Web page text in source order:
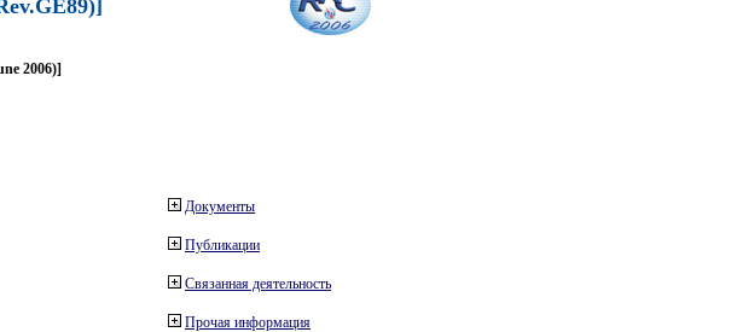
2006)]
Документы
Публикации
Связанная деятельность
Прочая информация